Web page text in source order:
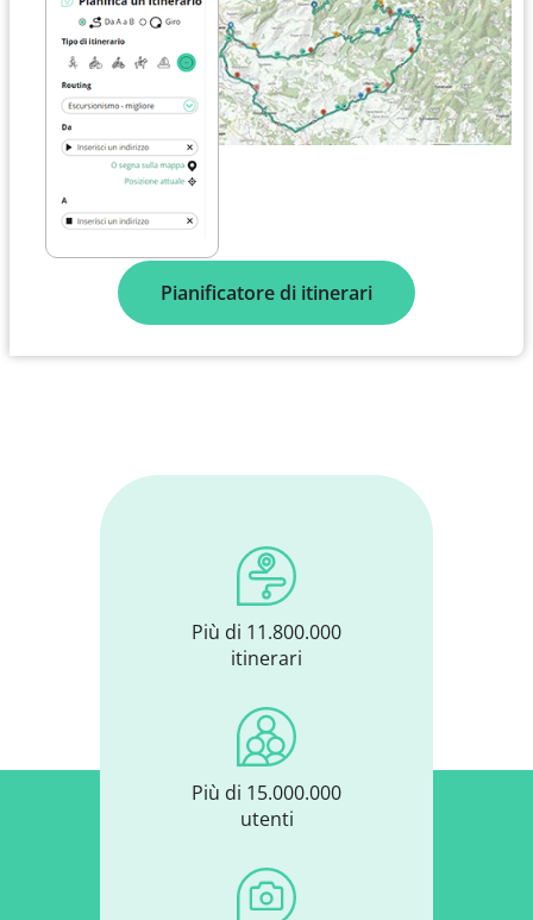
Pianificatore di itinerari
Più di 11.800.000
itinerari
Più di 15.000.000
utenti